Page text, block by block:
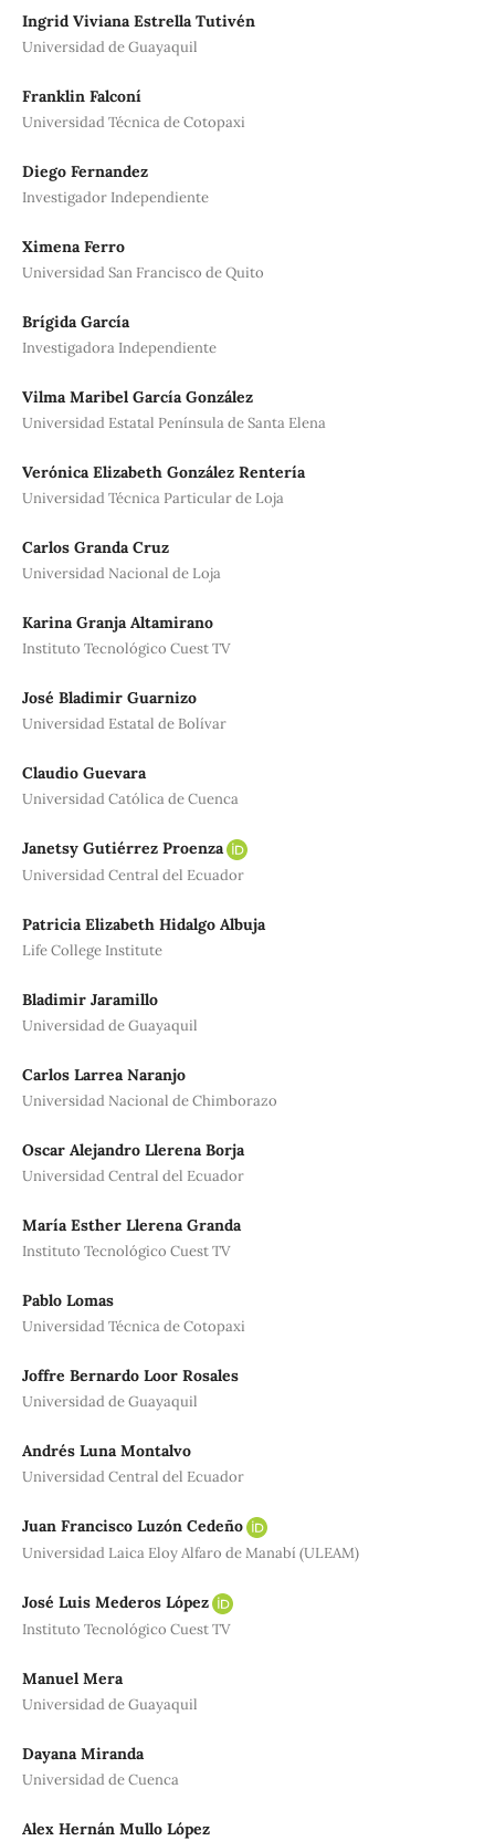
Ingrid Viviana Estrella Tutivén
Universidad de Guayaquil
Franklin Falconí
Universidad Técnica de Cotopaxi
Diego Fernandez
Investigador Independiente
Ximena Ferro
Universidad San Francisco de Quito
Brígida García
Investigadora Independiente
Vilma Maribel García González
Universidad Estatal Península de Santa Elena
Verónica Elizabeth González Rentería
Universidad Técnica Particular de Loja
Carlos Granda Cruz
Universidad Nacional de Loja
Karina Granja Altamirano
Instituto Tecnológico Cuest TV
José Bladimir Guarnizo
Universidad Estatal de Bolívar
Claudio Guevara
Universidad Católica de Cuenca
Janetsy Gutiérrez Proenza
Universidad Central del Ecuador
Patricia Elizabeth Hidalgo Albuja
Life College Institute
Bladimir Jaramillo
Universidad de Guayaquil
Carlos Larrea Naranjo
Universidad Nacional de Chimborazo
Oscar Alejandro Llerena Borja
Universidad Central del Ecuador
María Esther Llerena Granda
Instituto Tecnológico Cuest TV
Pablo Lomas
Universidad Técnica de Cotopaxi
Joffre Bernardo Loor Rosales
Universidad de Guayaquil
Andrés Luna Montalvo
Universidad Central del Ecuador
Juan Francisco Luzón Cedeño
Universidad Laica Eloy Alfaro de Manabí (ULEAM)
José Luis Mederos López
Instituto Tecnológico Cuest TV
Manuel Mera
Universidad de Guayaquil
Dayana Miranda
Universidad de Cuenca
Alex Hernán Mullo López